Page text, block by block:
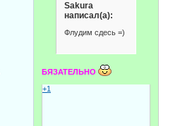
Sakura
написал(а):
Флудим сдесь =)
БЯЗАТЕЛЬНО
+1